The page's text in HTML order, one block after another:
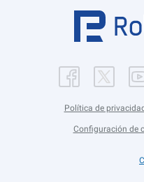
Política de privacidad
Configuración de